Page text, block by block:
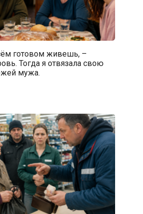
готовом живешь, –
Тогда я отвязала свою
мужа.